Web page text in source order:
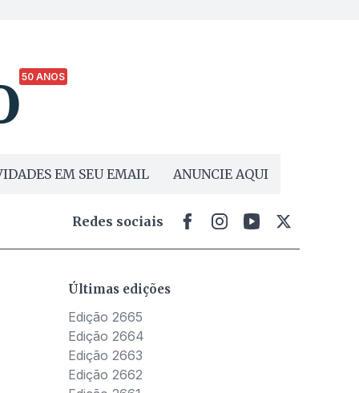
50 ANOS
EM SEU EMAIL ANUNCIE AQUI
Redes sociais
Últimas edições
Edição 2665
Edição 2664
Edição 2663
Edição 2662